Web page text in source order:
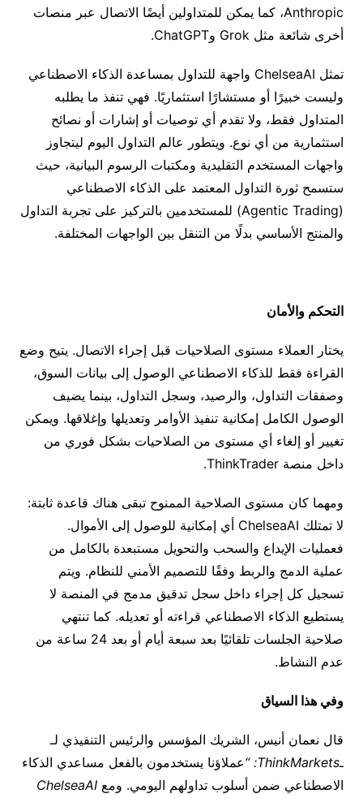
Anthropic، كما يمكن للمتداولين أيضًا الاتصال عبر منصات
أخرى شائعة مثل Grok وChatGPT.
تمثل ChelseaAI واجهة للتداول بمساعدة الذكاء الاصطناعي
وليست خبيرًا أو مستشارًا استثماريًا. فهي تنفذ ما يطلبه
المتداول فقط، ولا تقدم أي توصيات أو إشارات أو نصائح
استثمارية من أي نوع. ويتطور عالم التداول اليوم ليتجاوز
واجهات المستخدم التقليدية ومكتبات الرسوم البيانية، حيث
ستسمح ثورة التداول المعتمد على الذكاء الاصطناعي
(Agentic Trading)
للمستخدمين بالتركيز على تجربة التداول
والمنتج الأساسي بدلًا من التنقل بين الواجهات المختلفة.
التحكم والأمان
يختار العملاء مستوى الصلاحيات قبل إجراء الاتصال. يتيح وضع
القراءة فقط للذكاء الاصطناعي الوصول إلى بيانات السوق،
وصفقات التداول، والرصيد، وسجل التداول، بينما يضيف
الوصول الكامل إمكانية تنفيذ الأوامر وتعديلها وإغلاقها. ويمكن
تغيير أو إلغاء أي مستوى من الصلاحيات بشكل فوري من
داخل منصة ThinkTrader.
ومهما كان مستوى الصلاحية الممنوح تبقى هناك قاعدة ثابتة:
لا تمتلك ChelseaAI أي إمكانية للوصول إلى الأموال.
فعمليات الإيداع والسحب والتحويل مستبعدة بالكامل من
عملية الدمج والربط وفقًا للتصميم الأمني للنظام. ويتم
تسجيل كل إجراء داخل سجل تدقيق مدمج في المنصة لا
يستطيع الذكاء الاصطناعي قراءته أو تعديله. كما تنتهي
صلاحية الجلسات تلقائيًا بعد سبعة أيام أو بعد 24 ساعة من
عدم النشاط.
وفي هذا السياق
قال نعمان أنيس، الشريك المؤسس والرئيس التنفيذي لـ
ـThinkMarkets: “
عملاؤنا يستخدمون بالفعل مساعدي الذكاء
الاصطناعي ضمن أسلوب تداولهم اليومي. ومع ChelseaAI